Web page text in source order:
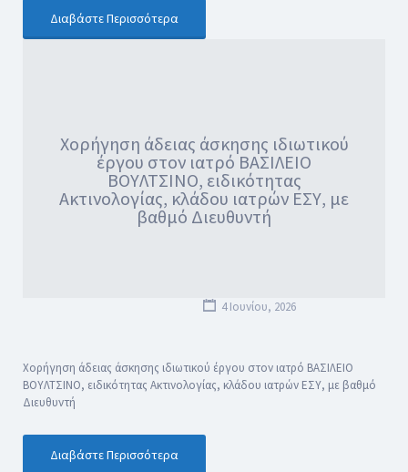
Διαβάστε Περισσότερα
Χορήγηση άδειας άσκησης ιδιωτικού
έργου στον ιατρό ΒΑΣΙΛΕΙΟ
ΒΟΥΛΤΣΙΝΟ, ειδικότητας
Ακτινολογίας, κλάδου ιατρών ΕΣΥ, με
βαθμό Διευθυντή
4 Ιουνίου, 2026
Χορήγηση άδειας άσκησης ιδιωτικού έργου στον ιατρό ΒΑΣΙΛΕΙΟ
ΒΟΥΛΤΣΙΝΟ, ειδικότητας Ακτινολογίας, κλάδου ιατρών ΕΣΥ, με βαθμό
Διευθυντή
Διαβάστε Περισσότερα